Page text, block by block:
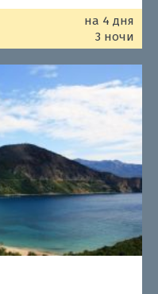
на 4 дня
3 ночи